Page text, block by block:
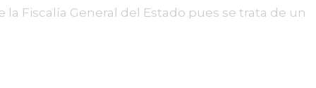
Fiscalía General del Estado pues se trata de un